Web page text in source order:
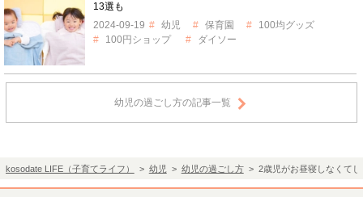
13選も
2024-09-19
幼児 保育園
100均グッズ
100円ショップ
ダイソー
幼児の過ごし方の記事一覧
kosodate LIFE（子育てライフ） > 幼児 > 幼児の過ごし方> 2歳児がお昼寝しなくてし